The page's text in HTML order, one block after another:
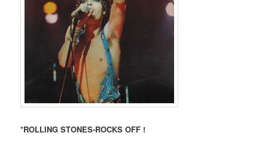
*ROLLING STONES-ROCKS OFF !